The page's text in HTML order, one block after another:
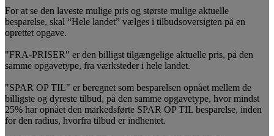
For at se den laveste mulige pris og største mulige aktuelle
besparelse, skal “Hele landet” vælges i tilbudsoversigten på en
oprettet opgave.
"FRA-PRISER" er den billigst tilgængelige aktuelle pris, på den
samme opgavetype, fra værksteder i hele landet.
"SPAR OP TIL" er beregnet som besparelsen opnået mellem de
billigste og dyreste tilbud, på den samme opgavetype, hvor mindst
25% har opnået den markedsførte SPAR OP TIL besparelse, inden
for den radius, hvorfra tilbud er indhentet.